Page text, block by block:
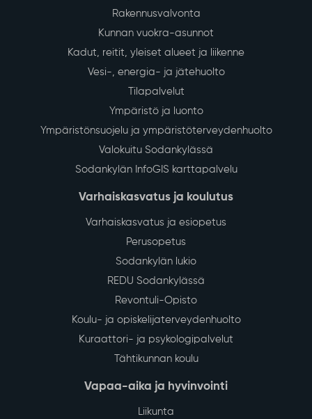
Rakennusvalvonta
Kunnan vuokra-asunnot
Kadut, reitit, yleiset alueet ja liikenne
Vesi-, energia- ja jätehuolto
Tilapalvelut
Ympäristö ja luonto
Ympäristönsuojelu ja ympäristöterveydenhuolto
Valokuitu Sodankylässä
Sodankylän InfoGIS karttapalvelu
Varhaiskasvatus ja koulutus
Varhaiskasvatus ja esiopetus
Perusopetus
Sodankylän lukio
REDU Sodankylässä
Revontuli-Opisto
Koulu- ja opiskelijaterveydenhuolto
Kuraattori- ja psykologipalvelut
Tähtikunnan koulu
Vapaa-aika ja hyvinvointi
Liikunta